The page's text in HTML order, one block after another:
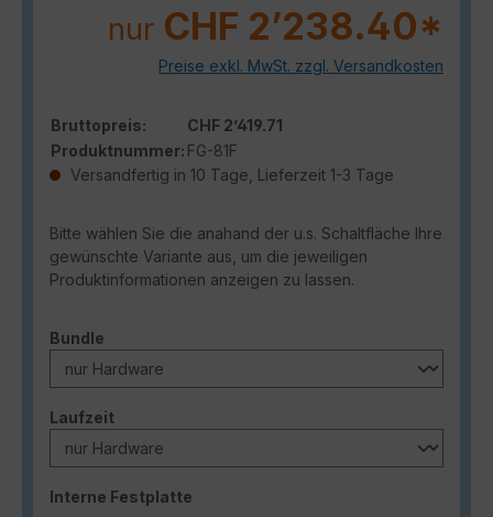
nur CHF 2’238.40*
Preise exkl. MwSt. zzgl. Versandkosten
Bruttopreis:
CHF 2’419.71
Produktnummer: FG-81F
Versandfertig in 10 Tage, Lieferzeit 1-3 Tage
Bitte wählen Sie die anahand der u.s. Schaltfläche Ihre
gewünschte Variante aus, um die jeweiligen
Produktinformationen anzeigen zu lassen.
Bundle
Laufzeitauswählen
Interne Festplatte